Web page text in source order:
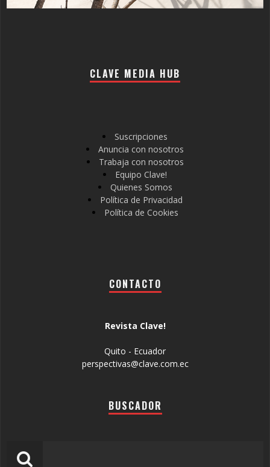
CLAVE MEDIA HUB
Suscripciones
Anuncia con nosotros
Trabaja con nosotros
Equipo Clave!
Quienes Somos
Política de Privacidad
Política de Cookies
CONTACTO
Revista Clave!
Quito - Ecuador
perspectivas@clave.com.ec
BUSCADOR